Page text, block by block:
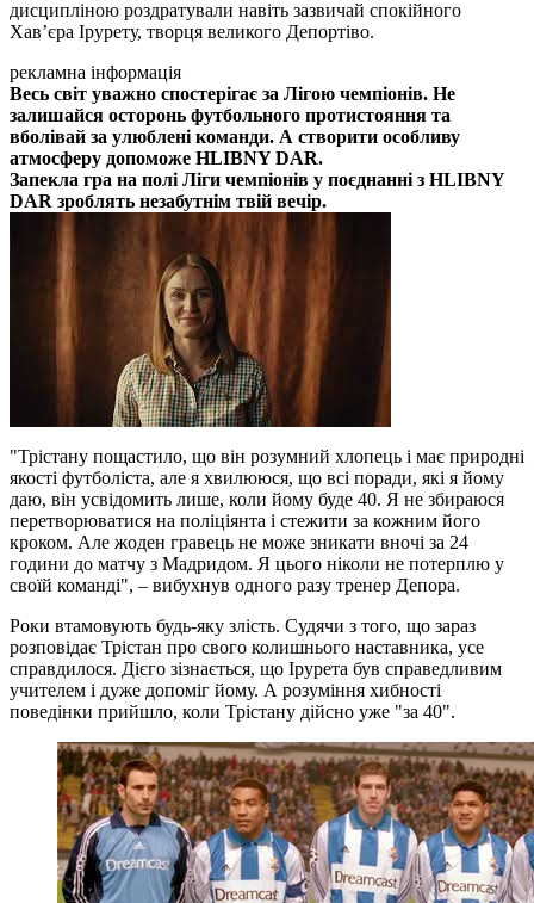
дисципліною роздратували навіть зазвичай спокійного
Хав’єра Ірурету, творця великого Депортіво.
рекламна інформація
Весь світ уважно спостерігає за Лігою чемпіонів. Не
залишайся осторонь футбольного протистояння та
вболівай за улюблені команди. А створити особливу
атмосферу допоможе HLIBNY DAR.
Запекла гра на полі Ліги чемпіонів у поєднанні з HLIBNY
DAR зроблять незабутнім твій вечір.
"Трістану пощастило, що він розумний хлопець і має природні
якості футболіста, але я хвилююся, що всі поради, які я йому
даю, він усвідомить лише, коли йому буде 40. Я не збираюся
перетворюватися на поліціянта і стежити за кожним його
кроком. Але жоден гравець не може зникати вночі за 24
години до матчу з Мадридом. Я цього ніколи не потерплю у
своїй команді", – вибухнув одного разу тренер Депора.
Роки втамовують будь-яку злість. Судячи з того, що зараз
розповідає Трістан про свого колишнього наставника, усе
справдилося. Дієго зізнається, що Ірурета був справедливим
учителем і дуже допоміг йому. А розуміння хибності
поведінки прийшло, коли Трістану дійсно уже "за 40".